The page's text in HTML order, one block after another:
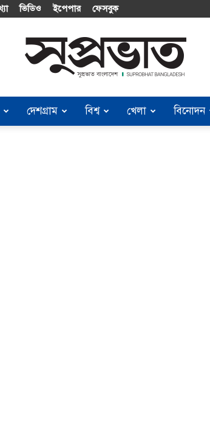
ভিডিও ইপেপার ফেসবুক
Suprobhat
দেশগ্রাম বিশ্ব খেলা বিনোদন